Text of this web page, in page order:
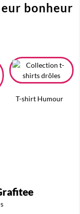
bonheur
T-shirt Humour